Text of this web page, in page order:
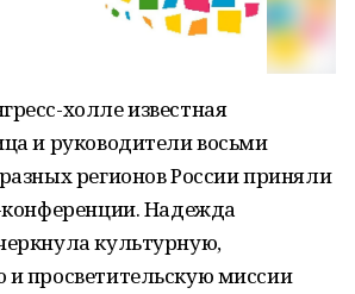
холле известная
и руководители восьми
регионов России приняли
конференции. Надежда
культурную,
и просветительскую миссии